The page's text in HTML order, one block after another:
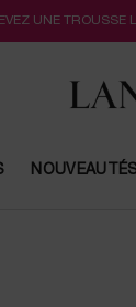
UNE